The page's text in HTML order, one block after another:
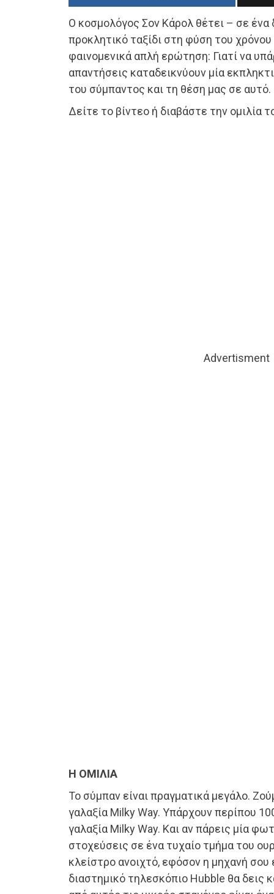
O κοσμολόγος Σον Κάρολ θέτει – σε ένα
προκλητικό ταξίδι στη φύση του
φαινομενικά απλή ερώτηση: Γιατί να
απαντήσεις καταδεικνύουν μία
του σύμπαντος και τη θέση μας σε αυτό.
Δείτε το βίντεο ή διαβάστε την ομιλία
Advertisment
Η ΟΜΙΛΙΑ
Το σύμπαν είναι πραγματικά μεγάλο.
γαλαξία Milky Way. Υπάρχουν περίπου
γαλαξία Milky Way. Και αν πάρεις μία
στοχεύσεις σε ένα τυχαίο τμήμα του
κλείστρο ανοιχτό, εφόσον η μηχανή σου
διαστημικό τηλεσκόπιο Hubble θα δεις